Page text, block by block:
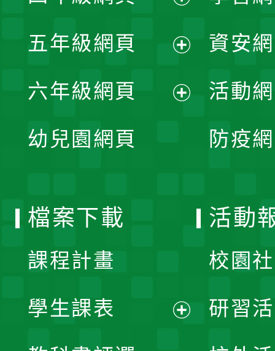
單
開
選
單
開
選
五年級網頁
開
六年級網頁
幼兒園網頁
資安
活動
防疫
檔案下載
課程計畫
學生課表
活動
校園
研習